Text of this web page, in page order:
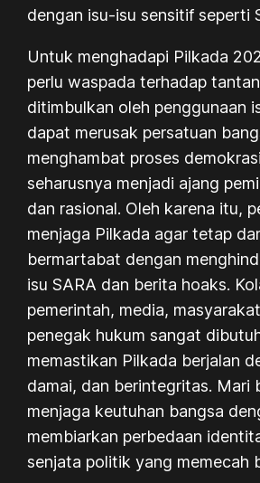
dengan isu-isu sensitif seperti
Untuk menghadapi Pilkada
perlu waspada terhadap
ditimbulkan oleh penggunaan
dapat merusak persatuan
menghambat proses
seharusnya menjadi ajang
dan rasional. Oleh karena itu,
menjaga Pilkada agar tetap
bermartabat dengan
isu SARA dan berita hoaks.
pemerintah, media,
penegak hukum sangat
memastikan Pilkada berjalan
damai, dan berintegritas. Mari
menjaga keutuhan bangsa
membiarkan perbedaan
senjata politik yang memecah